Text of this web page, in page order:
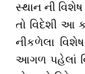
સ્થાન ની
તો વિદેશી આ
નીકળેલા
આગળ પહેલાં